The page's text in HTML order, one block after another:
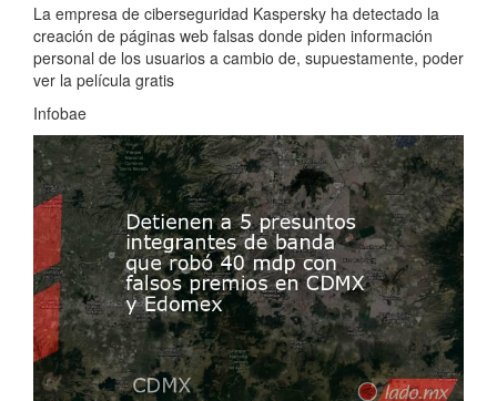
La empresa de ciberseguridad Kaspersky ha detectado la
creación de páginas web falsas donde piden información
personal de los usuarios a cambio de, supuestamente, poder
ver la película gratis
Infobae